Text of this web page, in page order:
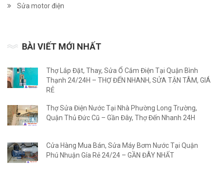
Sửa motor điện
BÀI VIẾT MỚI NHẤT
Thợ Lắp Đặt, Thay, Sửa Ổ Cắm Điện Tại Quận Bình
Thạnh 24/24H – THỢ ĐẾN NHANH, SỬA TẬN TÂM, GIÁ
RẺ
Thợ Sửa Điện Nước Tại Nhà Phường Long Trường,
Quận Thủ Đức Cũ – Gần Đây, Thợ Đến Nhanh 24H
Cửa Hàng Mua Bán, Sửa Máy Bơm Nước Tại Quận
Phú Nhuận Gía Rẻ 24/24 – GẦN ĐÂY NHẤT